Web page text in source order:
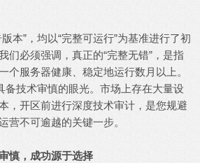
本”，均以“完整可运行”为基准进行了初
们必须强调，真正的“完整无错”，是指
个服务器健康、稳定地运行数月以上。
备技术审慎的眼光。市场上存在大量设
，开区前进行深度技术审计，是您规避
营不可逾越的关键一步。
慎，成功源于选择